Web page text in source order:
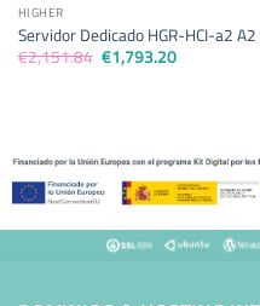
HIGHER
Servidor Dedicado HGR-HCI-a2 A2
€2,151.84 El
precio
€1,793.20Elprecio